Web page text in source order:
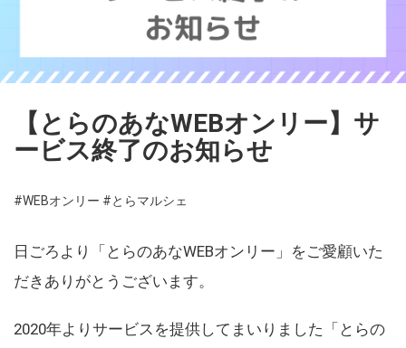
【とらのあなWEBオンリー】サ
ービス終了のお知らせ
#WEBオンリー #とらマルシェ
日ごろより「とらのあなWEBオンリー」をご愛顧いた
だきありがとうございます。
2020年よりサービスを提供してまいりました「とらの